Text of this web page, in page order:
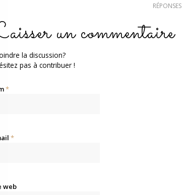
RÉPONSES
un commentaire
la discussion?
pas à contribuer !
*
*
web